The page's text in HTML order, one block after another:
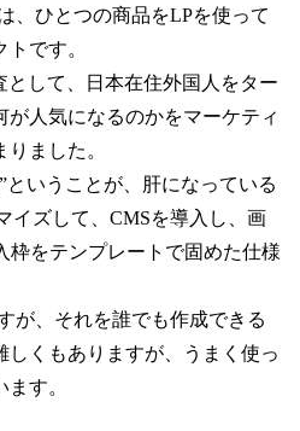
は、ひとつの商品をLPを使って
です。
として、日本在住外国人をター
人気になるのかをマーケティ
ました。
いうことが、肝になっている
イズして、 CMSを導入し、画
枠をテンプレートで固めた仕様
が、それを誰でも作成できる
しくもありますが、うまく使っ
す。